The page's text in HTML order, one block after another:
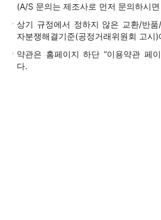
(A/S 문의는 제조사로 먼저 문의하시
상기 규정에서 정하지 않은 교환/반
자분쟁해결기준(공정거래위원회 고시)
약관은 홈페이지 하단 “이용약관 페
다.